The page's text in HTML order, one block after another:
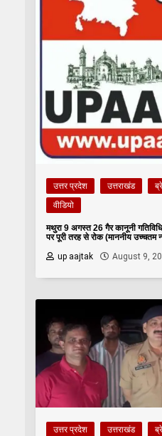
उत्तर प्रदेश उत्तराखंड
वीडियो
मथुरा 9 अगस्त 26 गैर कानूनी
पर पूरी तरह से रोक (माननीय उच्चतम
up aajtak
August 9,
उत्तर प्रदेश उत्तराखंड